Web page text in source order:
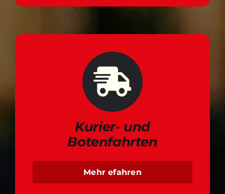
Kurier- und
Botenfahrten
Mehr efahren